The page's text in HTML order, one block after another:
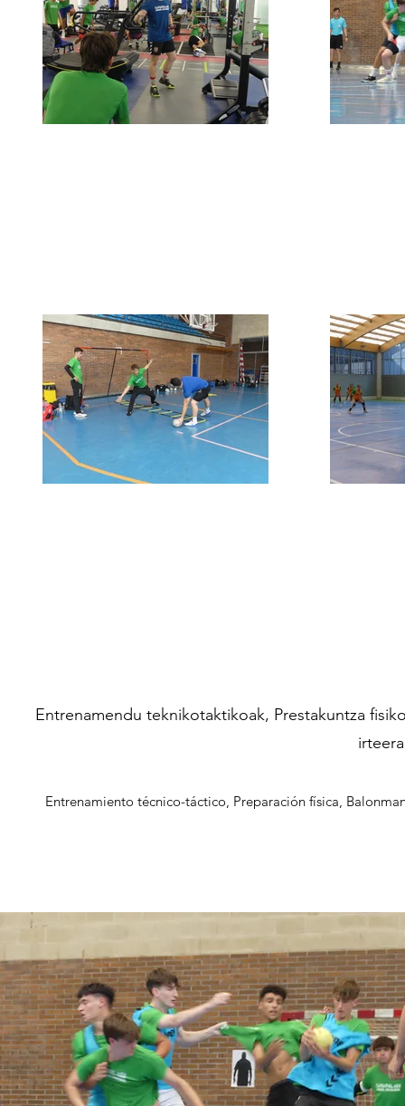
Entrenamendu teknikotaktikoak, Prestakuntza
Entrenamiento técnico-táctico, Preparación física,